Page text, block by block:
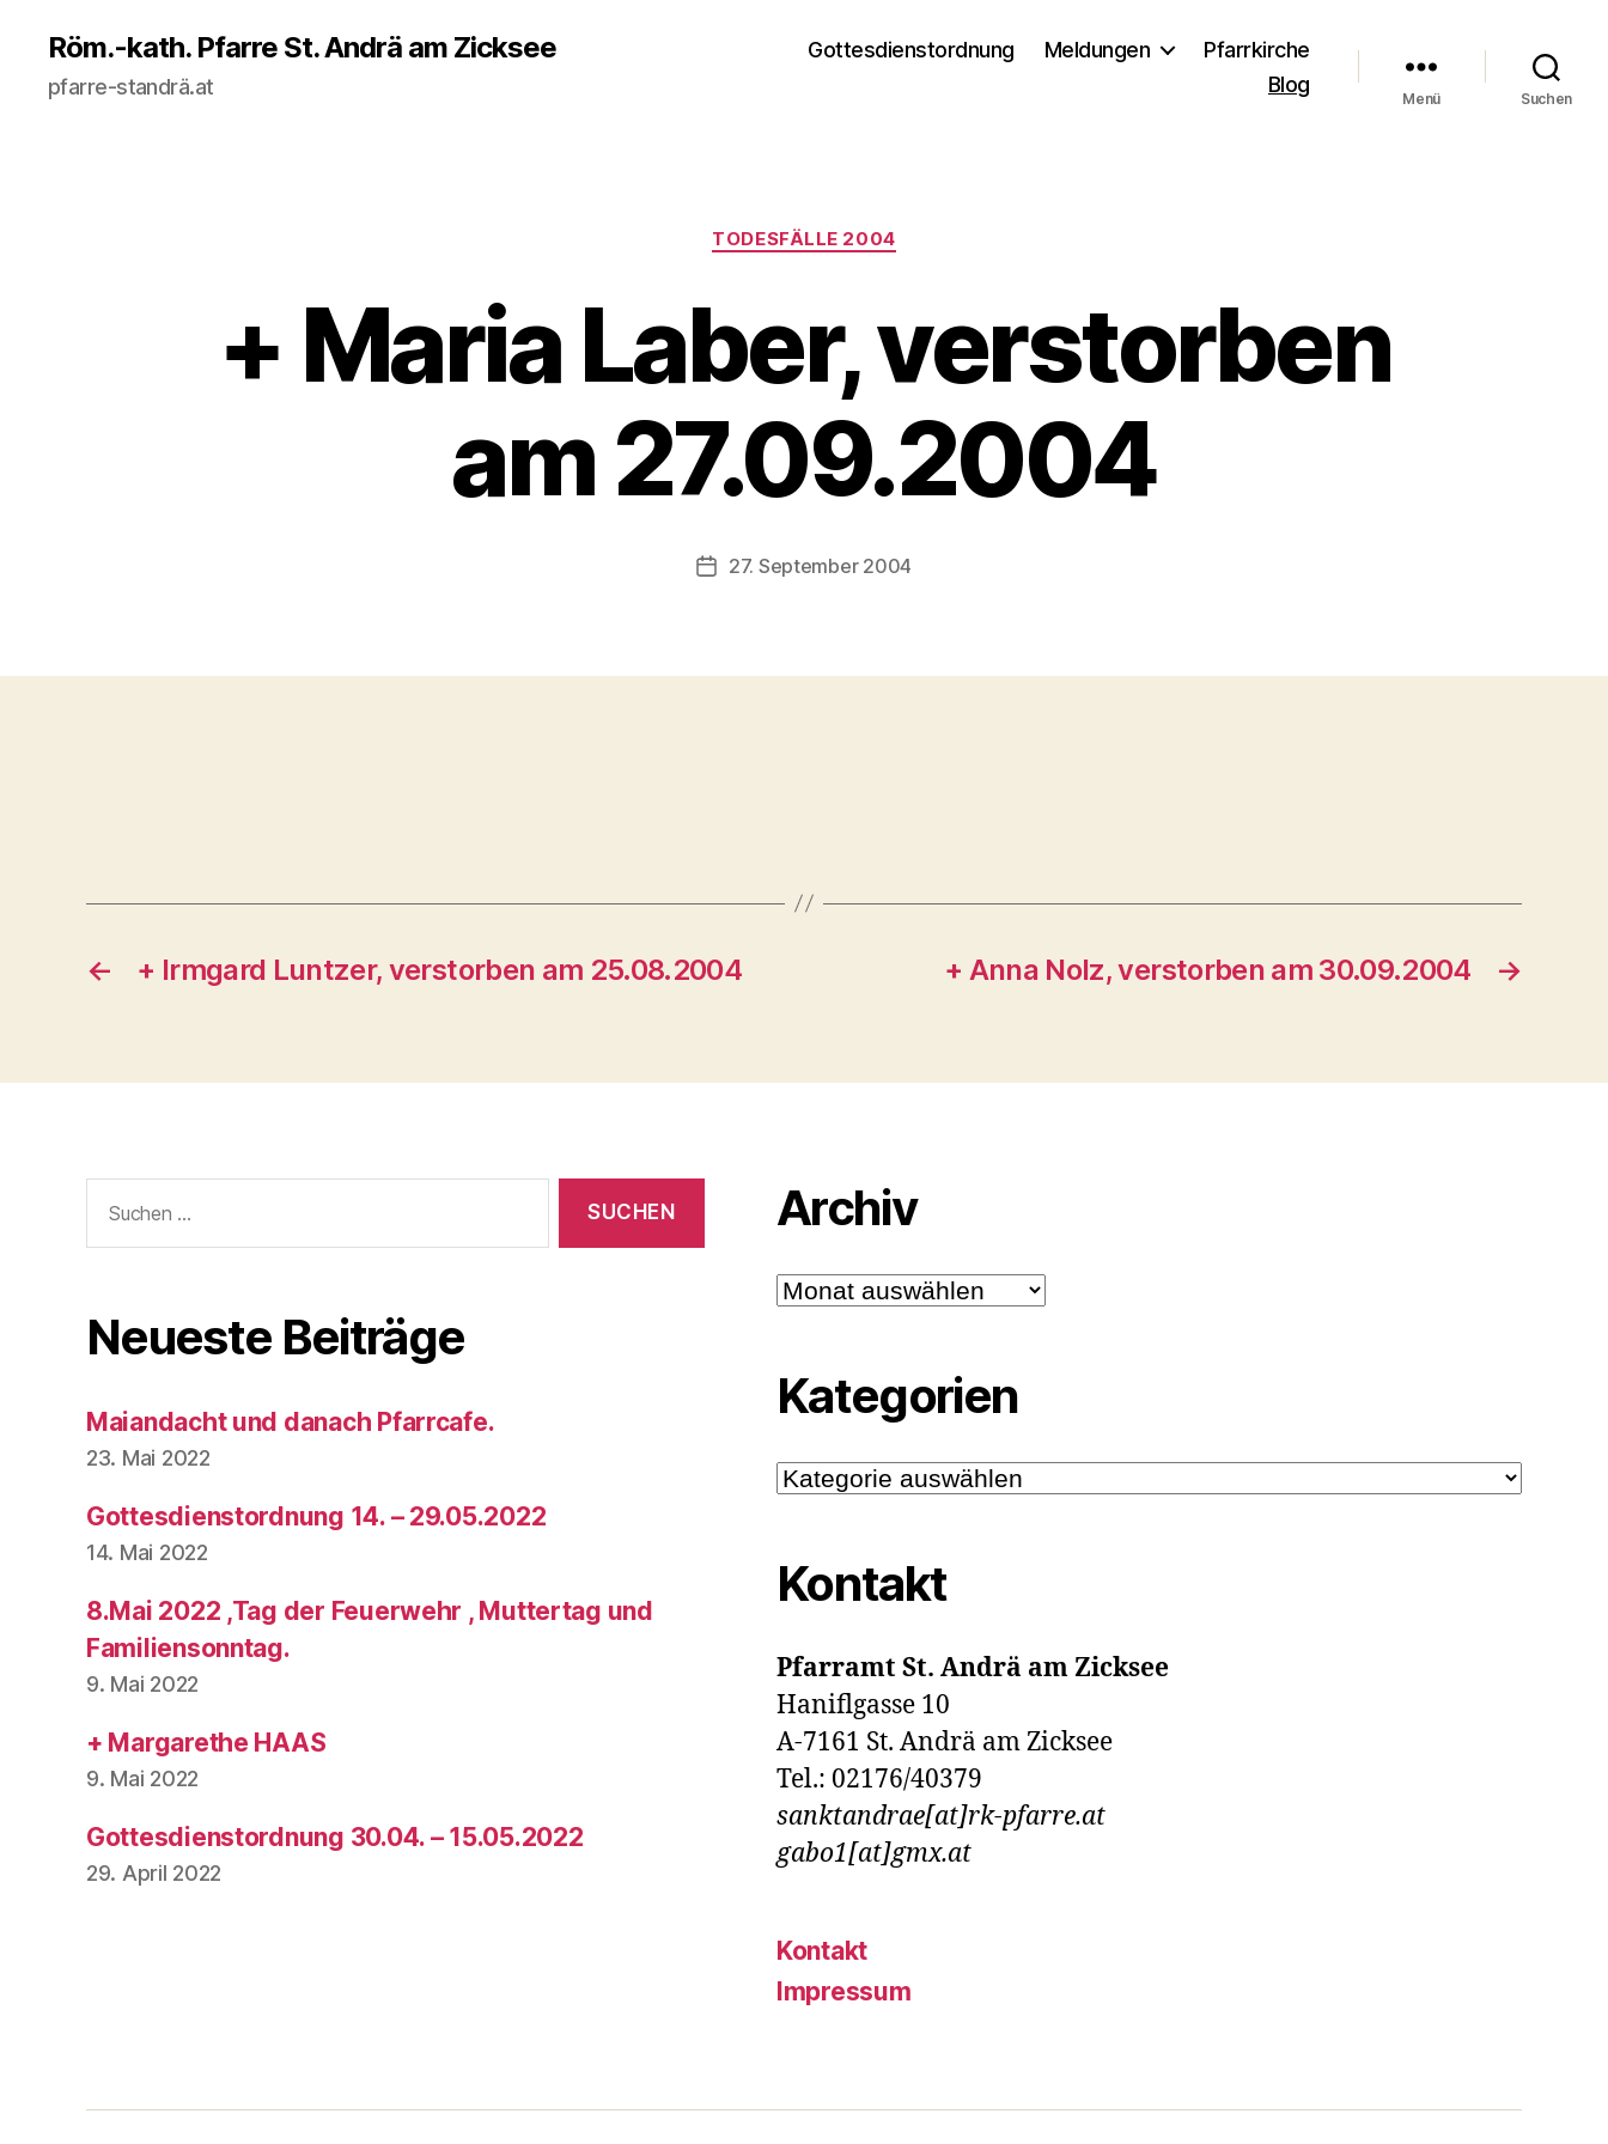
Röm.-kath. Pfarre St. Andrä am Zicksee
pfarre-standrä.at
Gottesdienstordnung Meldungen
Pfarrkirche
Blog
Menü Suchen
Kategorien
TODESFÄLLE 2004
+ Maria Laber, verstorben
am 27.09.2004
Veröffentlichungsdatum
27. September 2004
← + Irmgard Luntzer, verstorben am 25.08.2004 →
+ Anna Nolz, verstorben am 30.09.2004
nach:
Neueste Beiträge
Maiandacht und danach Pfarrcafe.
23. Mai 2022
Gottesdienstordnung 14. – 29.05.2022
14. Mai 2022
8.Mai 2022 ,Tag der Feuerwehr , Muttertag und
Familiensonntag.
9. Mai 2022
+ Margarethe HAAS
9. Mai 2022
Gottesdienstordnung 30.04. – 15.05.2022
29. April 2022
Archiv
Archiv
Kategorien
Kategorien
Kontakt
Pfarramt St. Andrä am Zicksee
Haniflgasse 10
A-7161 St. Andrä am Zicksee
Tel.: 02176/40379
sanktandrae[at]rk-pfarre.at
gabo1[at]gmx.at
Kontakt
Impressum